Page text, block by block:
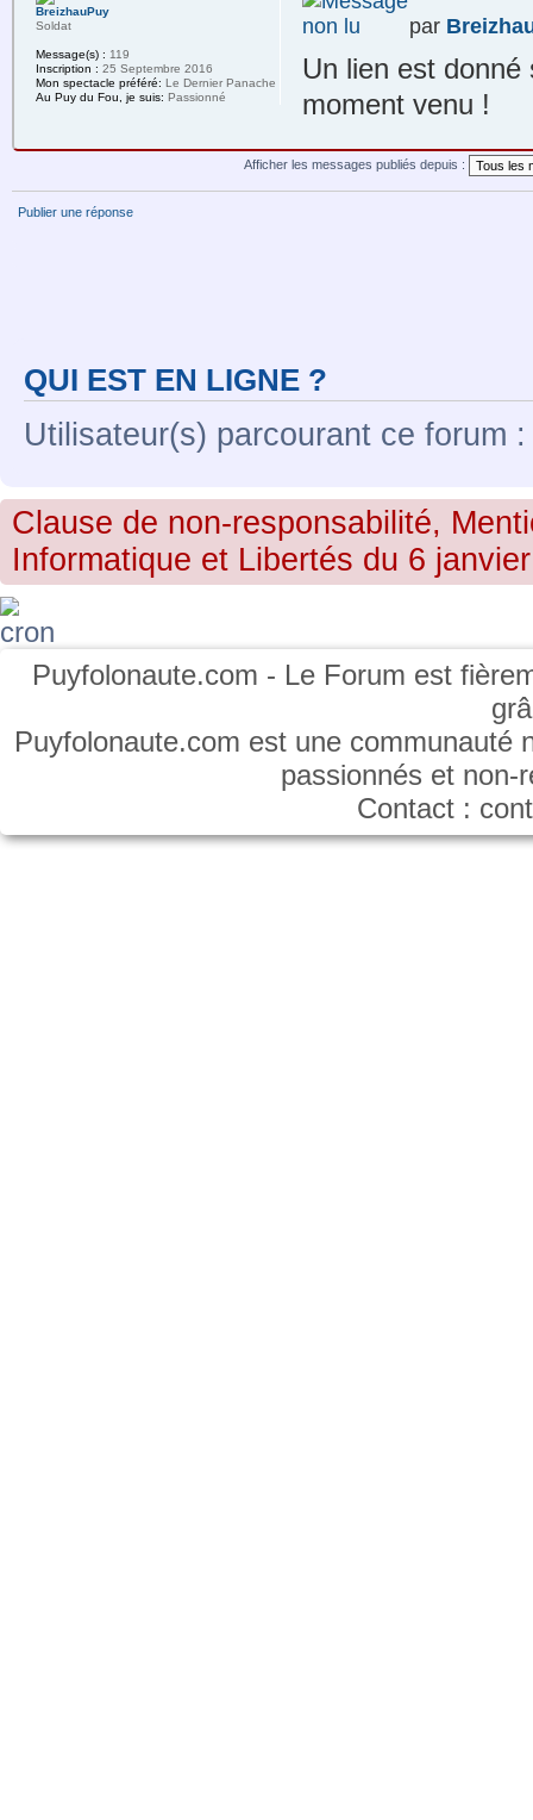
par
Un lien est
moment venu !
BreizhauPuy
Soldat
Message(s) : 119
Inscription : 25 Septembre 2016
Mon spectacle préféré: Le Dernier Panache
Au Puy du Fou, je suis: Passionné
Afficher les messages publiés depuis :
Publier une réponse
QUI EST EN LIGNE ?
Utilisateur(s) parcourant ce forum
Clause de non-responsabilité,
Informatique et Libertés du 6
Puyfolonaute.com - Le Forum est
Puyfolonaute.com est une communauté
passionnés et
Contact :